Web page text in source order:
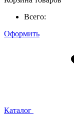
Всего:
Оформить
Каталог